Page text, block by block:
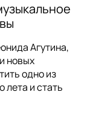
Агутина,
новых
одно из
лета и стать